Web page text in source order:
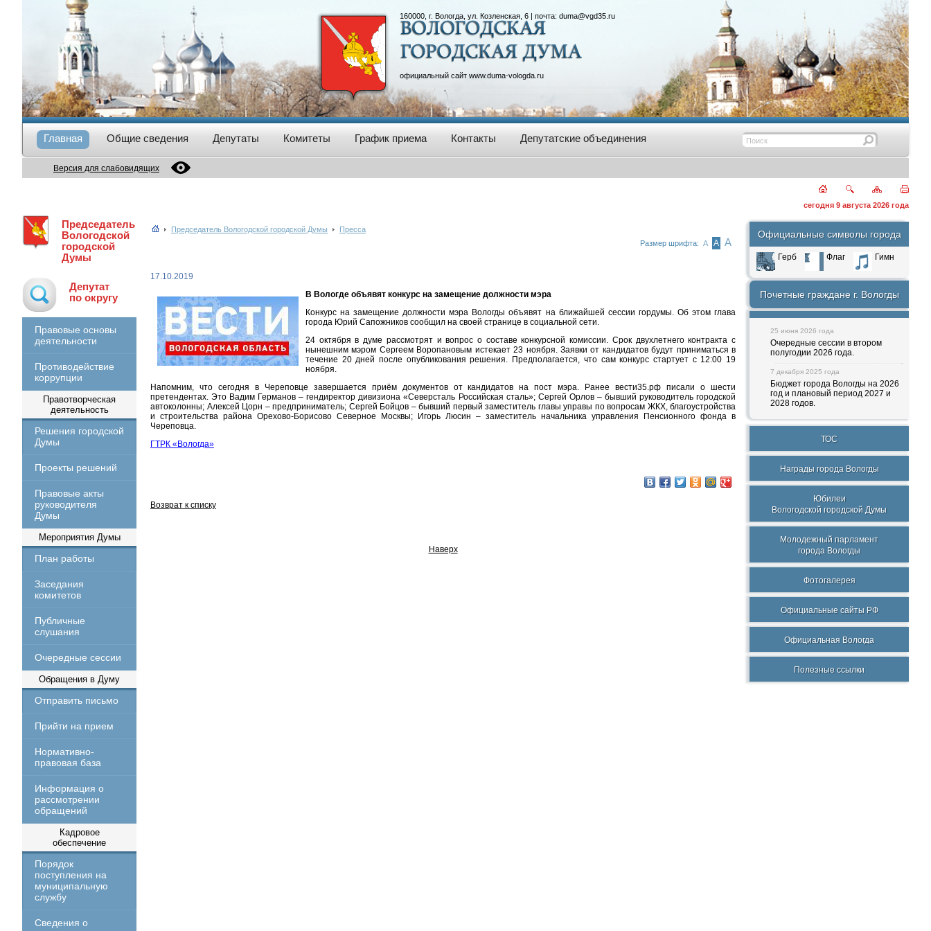
160000, г. Вологда, ул. Козленская, 6 | почта: duma@vgd35.ru
официальный сайт www.duma-vologda.ru
Главная Общие сведения Депутаты Комитеты График приема Контакты Депутатские объединения
Версия для слабовидящих
сегодня 9 августа 2026 года
Председатель
Вологодской
городской
Думы
Депутат
по округу
Правовые основы
деятельности
Противодействие
коррупции
Правотворческая
деятельность
Решения городской
Думы
Проекты решений
Правовые акты
руководителя
Думы
Мероприятия Думы
План работы
Заседания
комитетов
Публичные
слушания
Очередные сессии
Обращения в Думу
Отправить письмо
Прийти на прием
Нормативно-
правовая база
Информация о
рассмотрении
обращений
Кадровое
обеспечение
Порядок
поступления на
муниципальную
службу
Сведения о
Председатель Вологодской городской Думы
Пресса
Размер шрифта: А А А
17.10.2019
В Вологде объявят конкурс на замещение должности мэра
Конкурс на замещение должности мэра Вологды объявят на ближайшей сессии гордумы. Об этом глава
города Юрий Сапожников сообщил на своей странице в социальной сети.
24 октября в думе рассмотрят и вопрос о составе конкурсной комиссии. Срок двухлетнего контракта с
нынешним мэром Сергеем Воропановым истекает 23 ноября. Заявки от кандидатов будут приниматься в
течение 20 дней после опубликования решения. Предполагается, что сам конкурс стартует с 12:00 19
ноября.
Напомним, что сегодня в Череповце завершается приём документов от кандидатов на пост мэра. Ранее вести35.рф писали о шести
претендентах. Это Вадим Германов – гендиректор дивизиона «Северсталь Российская сталь»; Сергей Орлов – бывший руководитель городской
автоколонны; Алексей Цорн – предприниматель; Сергей Бойцов – бывший первый заместитель главы управы по вопросам ЖКХ, благоустройства
и строительства района Орехово-Борисово Северное Москвы; Игорь Люсин – заместитель начальника управления Пенсионного фонда в
Череповца.
ГТРК «Вологда»
Возврат к списку
Наверх
Официальные символы города
Герб Флаг Гимн
Почетные граждане г. Вологды
25 июня 2026 года
Очередные сессии в втором
полугодии 2026 года.
7 декабря 2025 года
Бюджет города Вологды на 2026
год и плановый период 2027 и
2028 годов.
ТОС
Награды города Вологды
Юбилеи
Вологодской городской Думы
Молодежный парламент
города Вологды
Фотогалерея
Официальные сайты РФ
Официальная Вологда
Полезные ссылки